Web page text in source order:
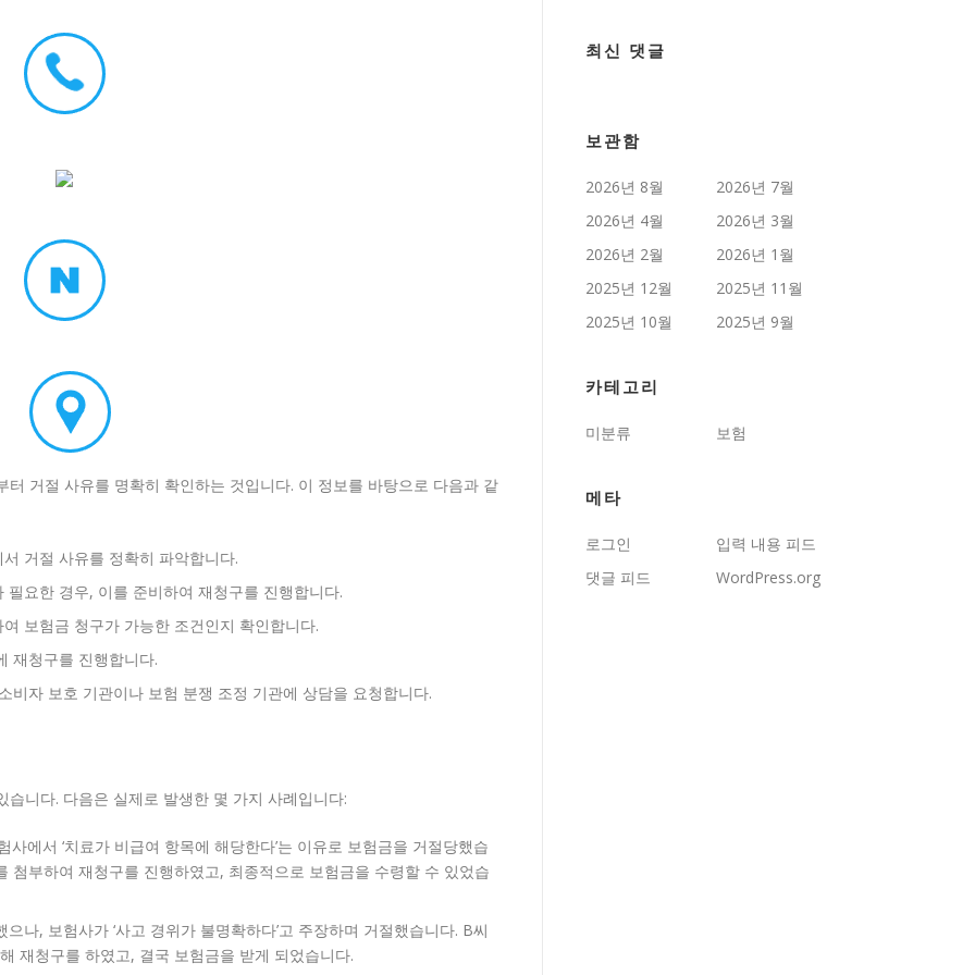
거절 사유를 명확히 확인하는 것입니다. 이 정보를 바탕으로 다음과 같
거절 사유를 정확히 파악합니다.
필요한 경우, 이를 준비하여 재청구를 진행합니다.
보험금 청구가 가능한 조건인지 확인합니다.
재청구를 진행합니다.
비자 보호 기관이나 보험 분쟁 조정 기관에 상담을 요청합니다.
니다. 다음은 실제로 발생한 몇 가지 사례입니다:
에서 ‘치료가 비급여 항목에 해당한다’는 이유로 보험금을 거절당했습
첨부하여 재청구를 진행하였고, 최종적으로 보험금을 수령할 수 있었습
나, 보험사가 ‘사고 경위가 불명확하다’고 주장하며 거절했습니다. B씨
재청구를 하였고, 결국 보험금을 받게 되었습니다.
최신 댓글
보관함
2026년 8월
2026년 7월
2026년 4월
2026년 3월
2026년 2월
2026년 1월
2025년 12월
2025년 11월
2025년 10월
2025년 9월
카테고리
미분류 보험
메타
로그인
입력 내용 피드
댓글 피드
WordPress.org